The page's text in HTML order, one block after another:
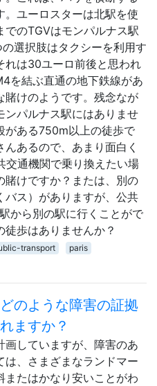
。ユーロスターは北駅を使
でのTGVはモンパルナス駅
選択肢はタクシーを利用す
れは30ユーロ前後と思われ
を結ぶ直通の地下鉄線があ
賭けのようです。残念なが
ンパルナス駅にはありませ
がある750m以上の徒歩で
あるので、あまり面白く
交通機関で乗り換えたい場
賭けですか？または、別の
バス）がありますが、公共
から別の駅に行くことがで
徒歩はありませんか？
transport
paris
のような障害の証拠
ますか？
画していますが、障害のあ
は、さまざまなランドマー
またはかなり安いことがわ